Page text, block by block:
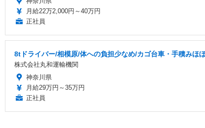
月給22万2,000円～40万円
正社員
8tドライバー/相模原/体への負担少なめ/カゴ台車・手積みほ
株式会社丸和運輸機関
神奈川県
月給29万円～35万円
正社員